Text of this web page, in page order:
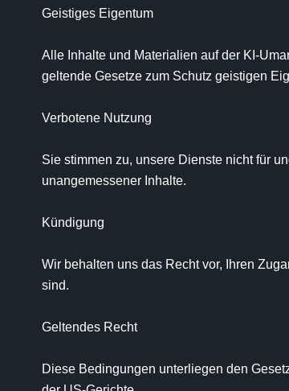
Geistiges Eigentum
Alle Inhalte und Materialien auf der KI-
geltende Gesetze zum Schutz geistigen
Verbotene Nutzung
Sie stimmen zu, unsere Dienste nicht für
unangemessener Inhalte.
Kündigung
Wir behalten uns das Recht vor, Ihren
sind.
Geltendes Recht
Diese Bedingungen unterliegen den